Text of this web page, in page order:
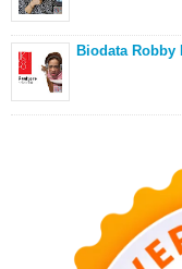
Biodata Robby